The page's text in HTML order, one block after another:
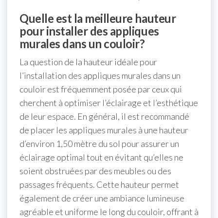
Quelle est la meilleure hauteur
pour installer des appliques
murales dans un couloir?
La question de la hauteur idéale pour
l’installation des appliques murales dans un
couloir est fréquemment posée par ceux qui
cherchent à optimiser l’éclairage et l’esthétique
de leur espace. En général, il est recommandé
de placer les appliques murales à une hauteur
d’environ 1,50 mètre du sol pour assurer un
éclairage optimal tout en évitant qu’elles ne
soient obstruées par des meubles ou des
passages fréquents. Cette hauteur permet
également de créer une ambiance lumineuse
agréable et uniforme le long du couloir, offrant à